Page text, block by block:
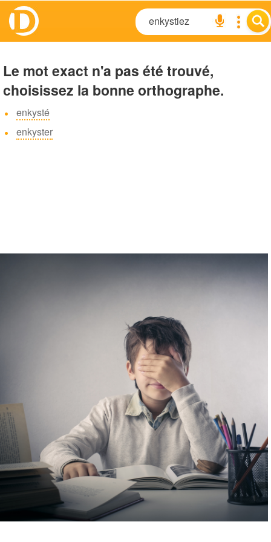
Le mot exact n'a pas été trouvé,
choisissez la bonne orthographe.
enkysté
enkyster